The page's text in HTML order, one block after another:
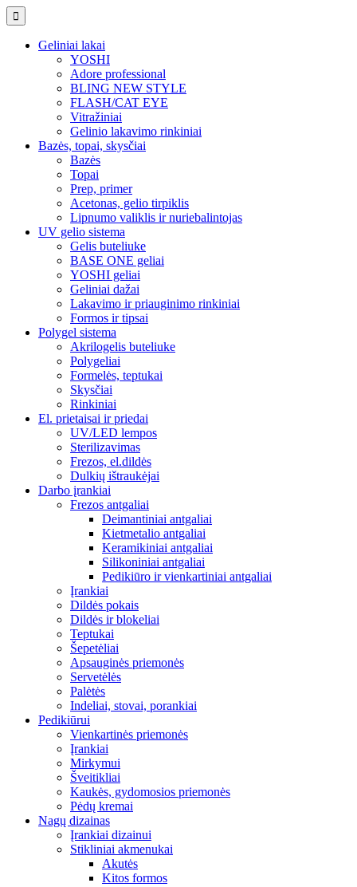
Geliniai lakai
YOSHI
Adore professional
BLING NEW STYLE
FLASH/CAT EYE
Vitražiniai
Gelinio lakavimo rinkiniai
Bazės, topai, skysčiai
Bazės
Topai
Prep, primer
Acetonas, gelio tirpiklis
Lipnumo valiklis ir nuriebalintojas
UV gelio sistema
Gelis buteliuke
BASE ONE geliai
YOSHI geliai
Geliniai dažai
Lakavimo ir priauginimo rinkiniai
Formos ir tipsai
Polygel sistema
Akrilogelis buteliuke
Polygeliai
Formelės, teptukai
Skysčiai
Rinkiniai
El. prietaisai ir priedai
UV/LED lempos
Sterilizavimas
Frezos, el.dildės
Dulkių ištraukėjai
Darbo įrankiai
Frezos antgaliai
Deimantiniai antgaliai
Kietmetalio antgaliai
Keramikiniai antgaliai
Silikoniniai antgaliai
Pedikiūro ir vienkartiniai antgaliai
Įrankiai
Dildės pokais
Dildės ir blokeliai
Teptukai
Šepetėliai
Apsauginės priemonės
Servetėlės
Palėtės
Indeliai, stovai, porankiai
Pedikiūrui
Vienkartinės priemonės
Įrankiai
Mirkymui
Šveitikliai
Kaukės, gydomosios priemonės
Pėdų kremai
Nagų dizainas
Įrankiai dizainui
Stikliniai akmenukai
Akutės
Kitos formos